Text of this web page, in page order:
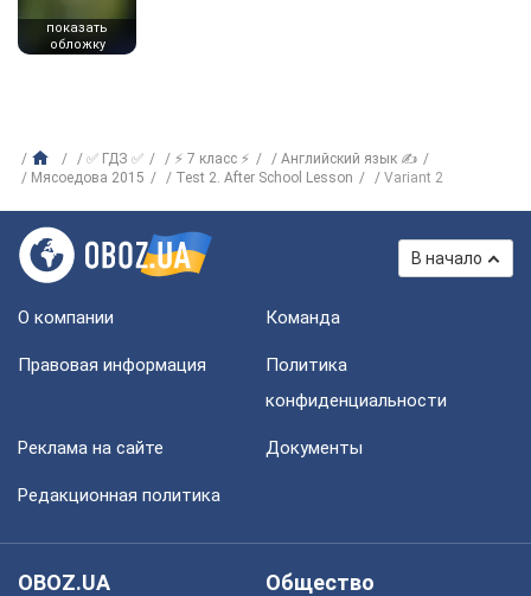
показать
обложку
✅ ГДЗ ✅ ⚡ 7 класс ⚡
Английский язык ✍
Мясоедова 2015
Test 2. After School Lesson Variant 2
В начало
О компании Команда
Правовая информация
Политика
конфиденциальности
Реклама на сайте Документы
Редакционная политика
OBOZ.UA
Общество